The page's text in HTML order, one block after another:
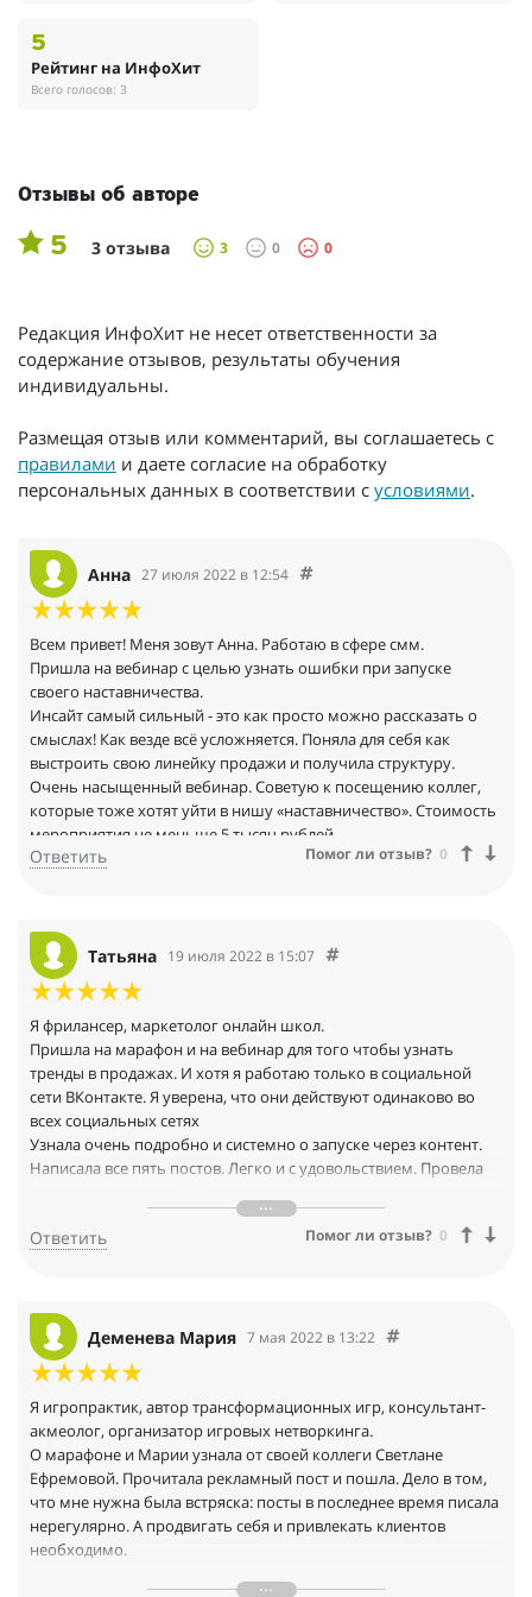
5
Рейтинг на ИнфоХит
Всего голосов: 3
Отзывы об авторе
5 3 отзыва 3 0 0
Редакция ИнфоХит не несет ответственности за
содержание отзывов, результаты обучения
индивидуальны.
Размещая отзыв или комментарий, вы соглашаетесь с
правилами и даете согласие на обработку
персональных данных в соответствии с условиями.
Анна 27 июля 2022 в 12:54
Всем привет! Меня зовут Анна. Работаю в сфере смм.
Пришла на вебинар с целью узнать ошибки при запуске
своего наставничества.
Инсайт самый сильный - это как просто можно рассказать о
смыслах! Как везде всё усложняется. Поняла для себя как
выстроить свою линейку продажи и получила структуру.
Очень насыщенный вебинар. Советую к посещению коллег,
которые тоже хотят уйти в нишу «наставничество». Стоимость
мероприятия не меньше 5 тысяч рублей.
Ответить Помог ли отзыв? 0
Татьяна 19 июля 2022 в 15:07
Я фрилансер, маркетолог онлайн школ.
Пришла на марафон и на вебинар для того чтобы узнать
тренды в продажах. И хотя я работаю только в социальной
сети ВКонтакте. Я уверена, что они действуют одинаково во
всех социальных сетях
Узнала очень подробно и системно о запуске через контент.
Написала все пять постов. Легко и с удовольствием. Провела
Сегодня на вебинаре узнала еще больше о запуске через
контент. Обязательно буду продолжать применять для себя и
Очень качественная программа была презентована.
Системная. Благодарю.
Ответить Помог ли отзыв? 0
Деменева Мария 7 мая 2022 в 13:22
Я игропрактик, автор трансформационных игр, консультант-
акмеолог, организатор игровых нетворкинга.
О марафоне и Марии узнала от своей коллеги Светлане
Ефремовой. Прочитала рекламный пост и пошла. Дело в том,
что мне нужна была встряска: посты в последнее время писала
нерегулярно. А продвигать себя и привлекать клиентов
необходимо.